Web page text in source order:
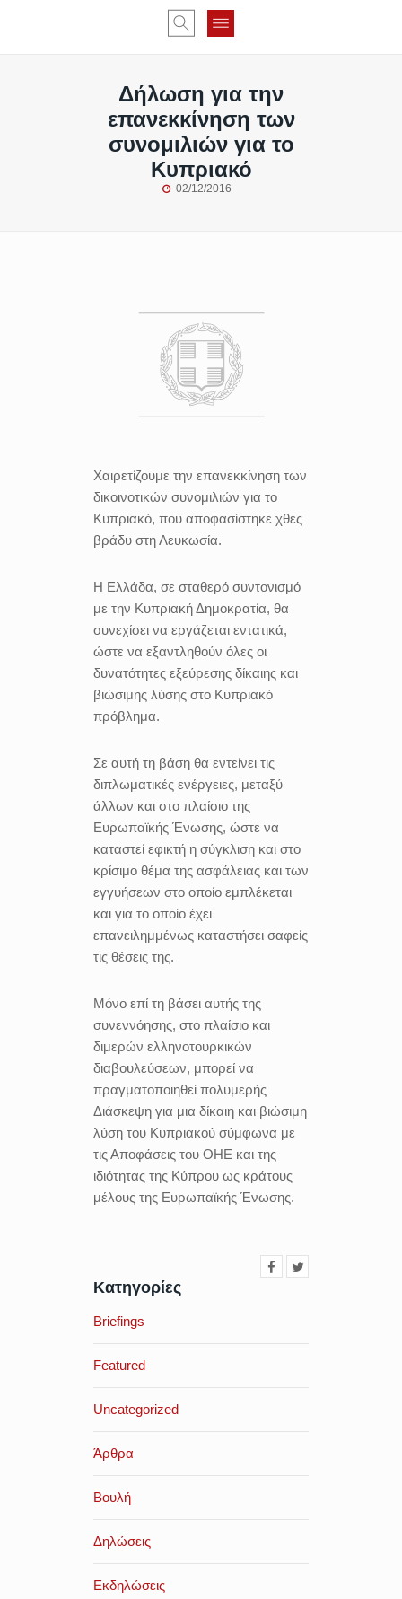
Δήλωση για την
επανεκκίνηση των
συνομιλιών για το
Κυπριακό
02/12/2016
Χαιρετίζουμε την επανεκκίνηση των
δικοινοτικών συνομιλιών για το
Κυπριακό, που αποφασίστηκε χθες
βράδυ στη Λευκωσία.
Η Ελλάδα, σε σταθερό συντονισμό
με την Κυπριακή Δημοκρατία, θα
συνεχίσει να εργάζεται εντατικά,
ώστε να εξαντληθούν όλες οι
δυνατότητες εξεύρεσης δίκαιης και
βιώσιμης λύσης στο Κυπριακό
πρόβλημα.
Σε αυτή τη βάση θα εντείνει τις
διπλωματικές ενέργειες, μεταξύ
άλλων και στο πλαίσιο της
Ευρωπαϊκής Ένωσης, ώστε να
καταστεί εφικτή η σύγκλιση και στο
κρίσιμο θέμα της ασφάλειας και των
εγγυήσεων στο οποίο εμπλέκεται
και για το οποίο έχει
επανειλημμένως καταστήσει σαφείς
τις θέσεις της.
Μόνο επί τη βάσει αυτής της
συνεννόησης, στο πλαίσιο και
διμερών ελληνοτουρκικών
διαβουλεύσεων, μπορεί να
πραγματοποιηθεί πολυμερής
Διάσκεψη για μια δίκαιη και βιώσιμη
λύση του Κυπριακού σύμφωνα με
τις Αποφάσεις του ΟΗΕ και της
ιδιότητας της Κύπρου ως κράτους
μέλους της Ευρωπαϊκής Ένωσης.
Κατηγορίες
Briefings
Featured
Uncategorized
Άρθρα
Βουλή
Δηλώσεις
Εκδηλώσεις